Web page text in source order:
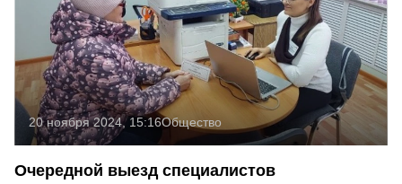
20 ноября 2024, 15:16Общество
Очередной выезд специалистов